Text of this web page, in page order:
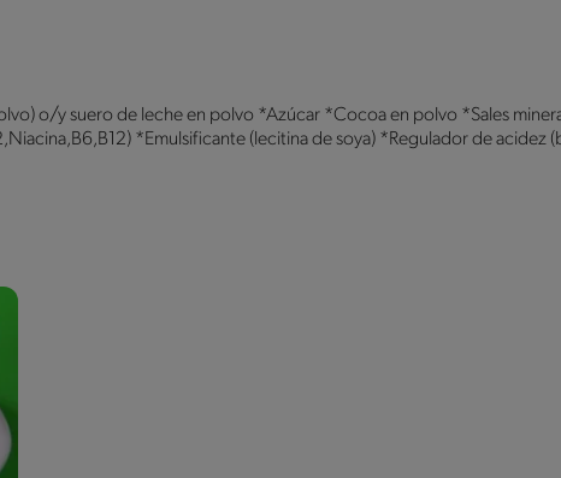
o/y suero de leche en polvo *Azúcar *Cocoa en polvo *Sales
*Emulsificante (lecitina de soya) *Regulador de acidez